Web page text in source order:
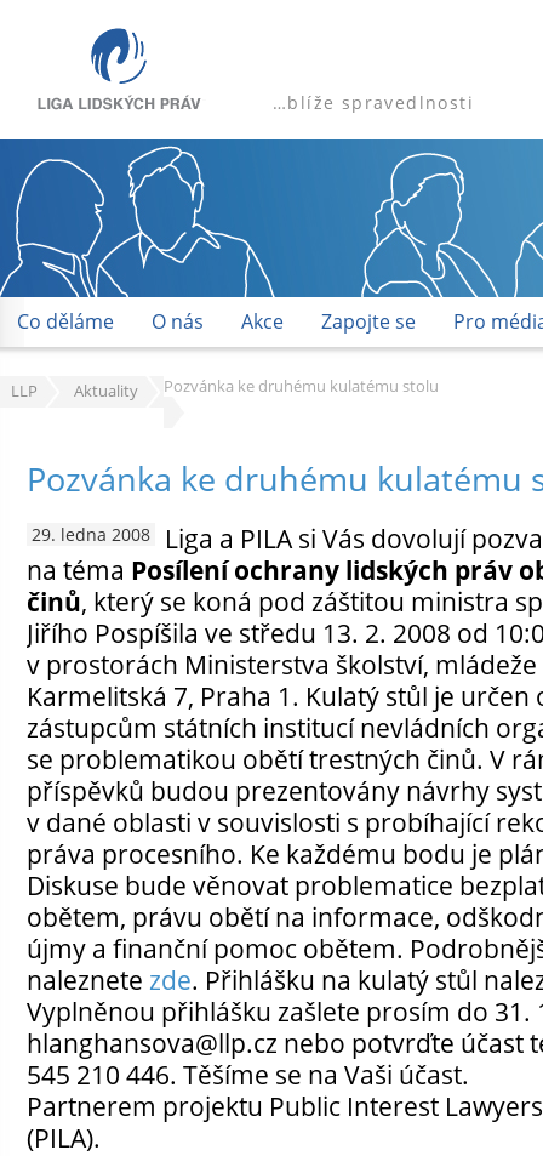
…blíže spravedlnosti
Co děláme O nás Akce Zapojte se Pro
LLP Aktuality Pozvánka ke druhému kulatému stolu
Pozvánka ke druhému kulatému
29. ledna 2008
Liga a PILA si Vás dovolují
na téma Posílení ochrany lidských práv
činů, který se koná pod záštitou ministra
Jiřího Pospíšila ve středu 13. 2. 2008 od
v prostorách Ministerstva školství,
Karmelitská 7, Praha 1. Kulatý stůl je
zástupcům státních institucí nevládních
se problematikou obětí trestných činů. V
příspěvků budou prezentovány návrhy
v dané oblasti v souvislosti s probíhající
práva procesního. Ke každému bodu je
Diskuse bude věnovat problematice
obětem, právu obětí na informace,
újmy a finanční pomoc obětem.
naleznete zde. Přihlášku na kulatý stůl
Vyplněnou přihlášku zašlete prosím do 31.
hlanghansova@llp.cz nebo potvrďte účast
545 210 446. Těšíme se na Vaši účast.
Partnerem projektu Public Interest
(PILA).